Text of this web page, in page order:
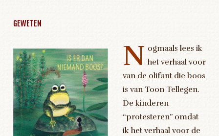
GEWETEN
N ogmaals lees ik
het verhaal voor
van de olifant die boos
is van Toon Tellegen.
De kinderen
“protesteren” omdat
ik het verhaal voor de